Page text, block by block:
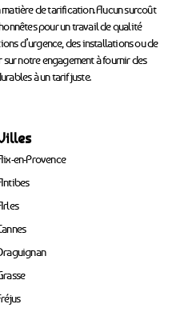
de tarification. Aucun surcoût
pour un travail de qualité
d’urgence, des installations ou de
notre engagement à fournir des
à un tarif juste.
en-Provence